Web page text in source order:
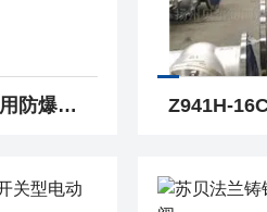
苏贝井下煤安隔爆矿用防爆电动装置 执行机构